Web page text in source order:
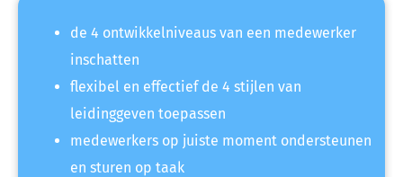
de 4 ontwikkelniveaus van een medewerker
inschatten
flexibel en effectief de 4 stijlen van
leidinggeven toepassen
medewerkers op juiste moment ondersteunen
en sturen op taak